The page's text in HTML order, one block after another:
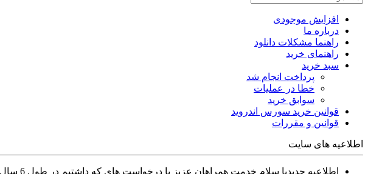
افزایش موجودی
درباره ما
راهنما مشکلات دانلود
راهنمای خرید
سبد خرید
پرداخت انجام شد
خطا در عملیات
سوابق خرید
قوانین خرید سورس اندروید
قوانین و مقررات
اطلاعیه های سایت
اطلاعیه جدید
با